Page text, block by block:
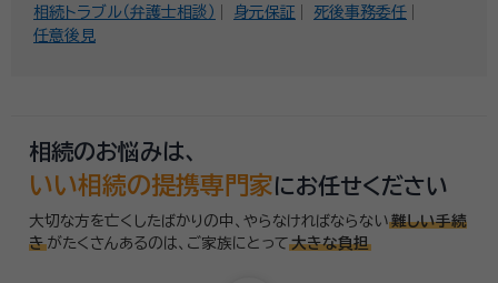
相続トラブル（弁護士相談）
身元保証
死後事務委任
任意後見
相続のお悩みは、
いい相続の提携専門家にお任せください
大切な方を亡くしたばかりの中、やらなければならない 難しい手続
き がたくさんあるのは、 ご家族にとって 大きな負担